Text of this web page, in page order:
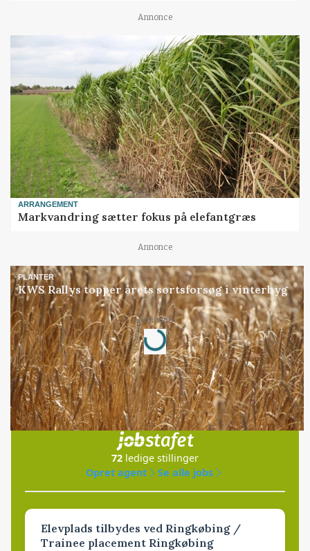
Annonce
ARRANGEMENT
Markvandring sætter fokus på elefantgræs
Annonce
PLANTER
KWS Rallys topper årets sortsforsøg i vinterbyg
Annonce
Loading...
Jobs
i samarbejde med
72 ledige stillinger
Opret agent
Se alle jobs
Elevplads tilbydes ved Ringkøbing /
Trainee placement Ringkøbing